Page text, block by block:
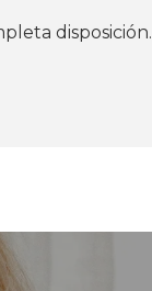
disposición.